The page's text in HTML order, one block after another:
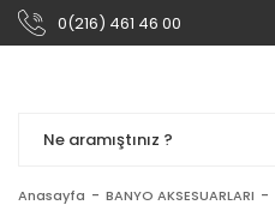
0(216) 461 46 00
Anasayfa BANYO AKSESUARLARI